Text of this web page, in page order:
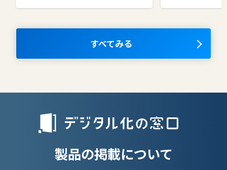
コラボレーションツール
ナレッジマネジメントツール
タレントマ
OKRツール
授業支援シス
すべてみる
製品の掲載について